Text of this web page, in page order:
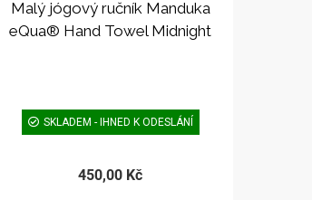
Malý jógový ručník Manduka
eQua® Hand Towel Midnight
SKLADEM - IHNED K ODESLÁNÍ
450,00 Kč